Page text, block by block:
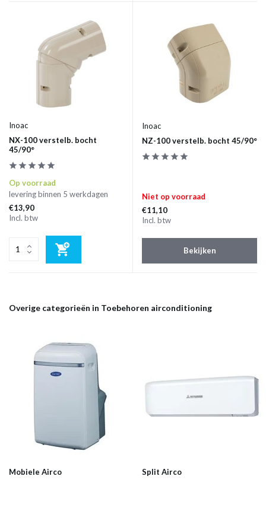
Inoac
NX-100 verstelb. bocht
45/90°
Op voorraad
levering binnen 5 werkdagen
€13,90
Incl. btw
Inoac
NZ-100 verstelb. bocht 45/90°
Niet op voorraad
€11,10
Incl. btw
Bekijken
Overige categorieën in Toebehoren airconditioning
Mobiele Airco Split Airco